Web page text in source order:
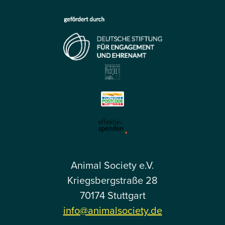
Animal Society e.V.
Kriegsbergstraße 28
70174 Stuttgart
info@animalsociety.de